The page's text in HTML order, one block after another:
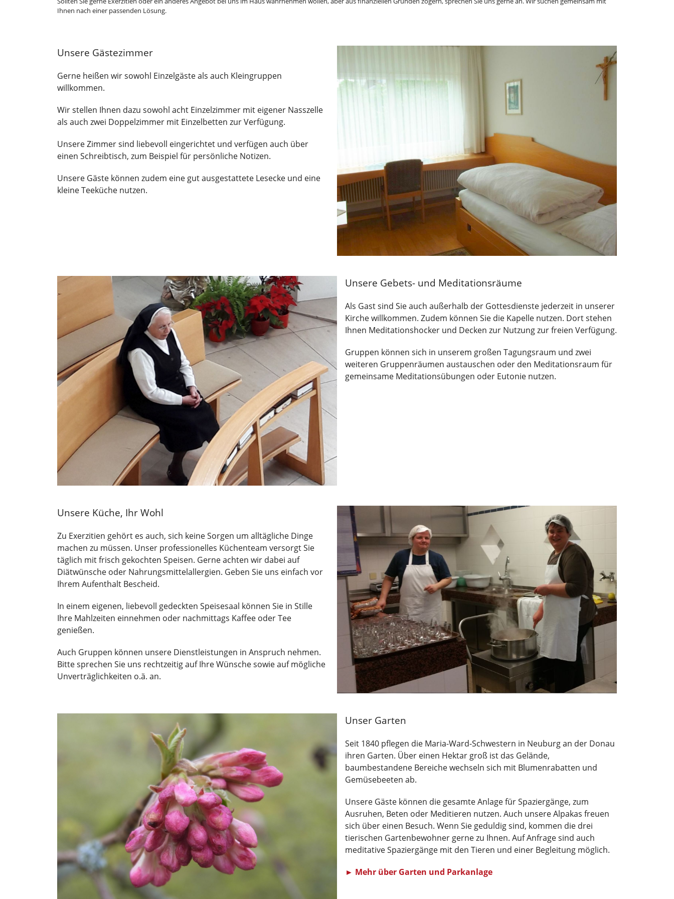
Ihnen nach einer passenden Lösung.
Unsere Gästezimmer
Gerne heißen wir sowohl Einzelgäste als auch Kleingruppen
willkommen.
Wir stellen Ihnen dazu sowohl acht Einzelzimmer mit eigener Nasszelle
als auch zwei Doppelzimmer mit Einzelbetten zur Verfügung.
Unsere Zimmer sind liebevoll eingerichtet und verfügen auch über
einen Schreibtisch, zum Beispiel für persönliche Notizen.
Unsere Gäste können zudem eine gut ausgestattete Lesecke und eine
kleine Teeküche nutzen.
Unsere Gebets- und Meditationsräume
Als Gast sind Sie auch außerhalb der Gottesdienste jederzeit in unserer
Kirche willkommen. Zudem können Sie die Kapelle nutzen. Dort stehen
Ihnen Meditationshocker und Decken zur Nutzung zur freien Verfügung.
Gruppen können sich in unserem großen Tagungsraum und zwei
weiteren Gruppenräumen austauschen oder den Meditationsraum für
gemeinsame Meditationsübungen oder Eutonie nutzen.
Unsere Küche, Ihr Wohl
Zu Exerzitien gehört es auch, sich keine Sorgen um alltägliche Dinge
machen zu müssen. Unser professionelles Küchenteam versorgt Sie
täglich mit frisch gekochten Speisen. Gerne achten wir dabei auf
Diätwünsche oder Nahrungsmittelallergien. Geben Sie uns einfach vor
Ihrem Aufenthalt Bescheid.
In einem eigenen, liebevoll gedeckten Speisesaal können Sie in Stille
Ihre Mahlzeiten einnehmen oder nachmittags Kaffee oder Tee
genießen.
Auch Gruppen können unsere Dienstleistungen in Anspruch nehmen.
Bitte sprechen Sie uns rechtzeitig auf Ihre Wünsche sowie auf mögliche
Unverträglichkeiten o.ä. an.
Unser Garten
Seit 1840 pflegen die Maria-Ward-Schwestern in Neuburg an der Donau
ihren Garten. Über einen Hektar groß ist das Gelände,
baumbestandene Bereiche wechseln sich mit Blumenrabatten und
Gemüsebeeten ab.
Unsere Gäste können die gesamte Anlage für Spaziergänge, zum
Ausruhen, Beten oder Meditieren nutzen. Auch unsere Alpakas freuen
sich über einen Besuch. Wenn Sie geduldig sind, kommen die drei
tierischen Gartenbewohner gerne zu Ihnen. Auf Anfrage sind auch
meditative Spaziergänge mit den Tieren und einer Begleitung möglich.
► Mehr über Garten und Parkanlage